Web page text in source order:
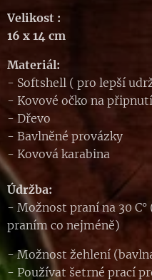
Velikost :
16 x 14 cm
Materiál:
- Softshell ( pro lepší
- Kovové očko na
- Dřevo
- Bavlněné provázky
- Kovová karabina
Údržba:
- Možnost praní na 30
praním co nejméně)
- Možnost žehlení
- Používat šetrné prací